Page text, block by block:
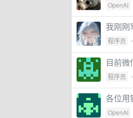
OpenAI
我刚刚
程序员 •
目前
程序员 •
各位用
OpenAI